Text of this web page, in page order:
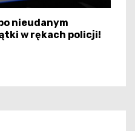
nieudanym
w rękach policji!